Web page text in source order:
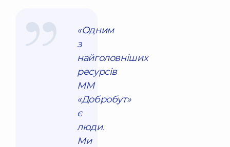
«Одним
з
найголовніших
ресурсів
ММ
«Добробут»
є
люди.
Ми